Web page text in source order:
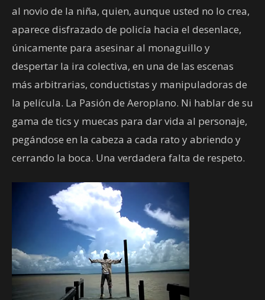
al novio de la niña, quien, aunque usted no lo crea,
aparece disfrazado de policía hacia el desenlace,
únicamente para asesinar al monaguillo y
despertar la ira colectiva, en una de las escenas
más arbitrarias, conductistas y manipuladoras de
la película. La Pasión de Aeroplano. Ni hablar de su
gama de tics y muecas para dar vida al personaje,
pegándose en la cabeza a cada rato y abriendo y
cerrando la boca. Una verdadera falta de respeto.